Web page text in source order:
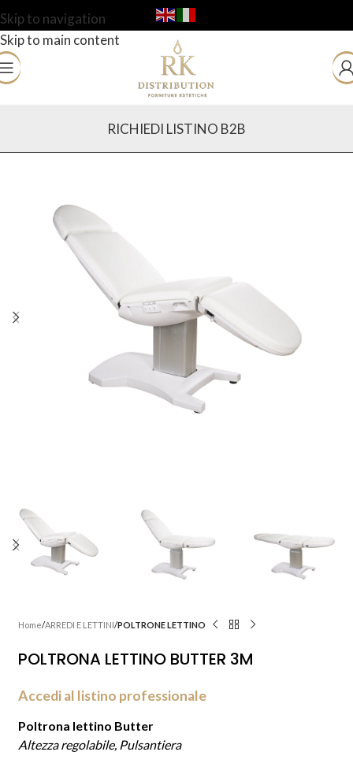
Skip to navigation
Skip to main content
RICHIEDI LISTINO B2B
Home ARREDI E LETTINI POLTRONE LETTINO
POLTRONA LETTINO BUTTER 3M
Accedi al listino professionale
Poltrona lettino Butter
Altezza regolabile, Pulsantiera